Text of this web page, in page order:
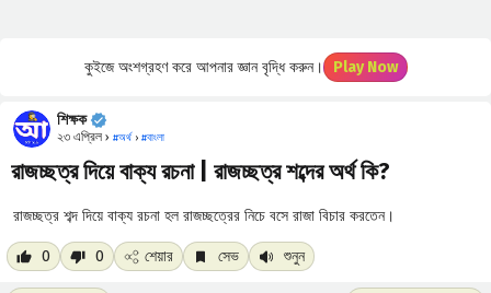
কুইজে অংশগ্রহণ করে আপনার জ্ঞান বৃদ্ধি করুন। Play Now
শিক্ষক
২৩ এপ্রিল › #অর্থ › #বাংলা
রাজচ্ছত্র দিয়ে বাক্য রচনা | রাজচ্ছত্র শব্দের অর্থ কি?
রাজচ্ছত্র শব্দ দিয়ে বাক্য রচনা হল রাজচ্ছত্রের নিচে বসে রাজা বিচার করতেন।
0 0 শেয়ার সেভ শুনুন